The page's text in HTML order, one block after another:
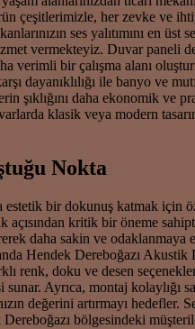
her zevke ve
ses yalıtımını en
vermekteyiz. Duvar
bir çalışma alanı
dayanıklılığı ile banyo ve
şıklığını daha ekonomik ve
klasik veya modern
Nokta
estetik bir dokunuş katmak
kritik bir öneme
daha sakin ve odaklanmaya
Hendek Dereboğazı
renk, doku ve desen
Ayrıca, montaj
değerini artırmayı
bölgesindeki